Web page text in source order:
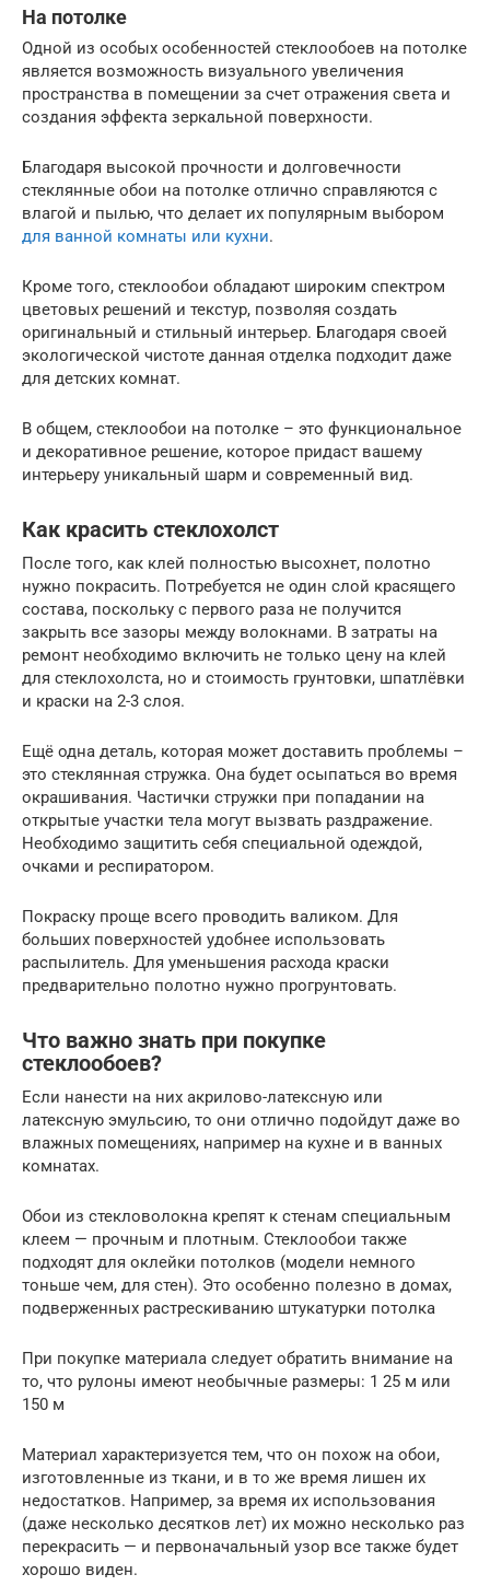
На потолке
Одной из особых особенностей стеклообоев на потолке
является возможность визуального увеличения
пространства в помещении за счет отражения света и
создания эффекта зеркальной поверхности.
Благодаря высокой прочности и долговечности
стеклянные обои на потолке отлично справляются с
влагой и пылью, что делает их популярным выбором
для ванной комнаты или кухни.
Кроме того, стеклообои обладают широким спектром
цветовых решений и текстур, позволяя создать
оригинальный и стильный интерьер. Благодаря своей
экологической чистоте данная отделка подходит даже
для детских комнат.
В общем, стеклообои на потолке – это функциональное
и декоративное решение, которое придаст вашему
интерьеру уникальный шарм и современный вид.
Как красить стеклохолст
После того, как клей полностью высохнет, полотно
нужно покрасить. Потребуется не один слой красящего
состава, поскольку с первого раза не получится
закрыть все зазоры между волокнами. В затраты на
ремонт необходимо включить не только цену на клей
для стеклохолста, но и стоимость грунтовки, шпатлёвки
и краски на 2-3 слоя.
Ещё одна деталь, которая может доставить проблемы –
это стеклянная стружка. Она будет осыпаться во время
окрашивания. Частички стружки при попадании на
открытые участки тела могут вызвать раздражение.
Необходимо защитить себя специальной одеждой,
очками и респиратором.
Покраску проще всего проводить валиком. Для
больших поверхностей удобнее использовать
распылитель. Для уменьшения расхода краски
предварительно полотно нужно прогрунтовать.
Что важно знать при покупке
стеклообоев?
Если нанести на них акрилово-латексную или
латексную эмульсию, то они отлично подойдут даже во
влажных помещениях, например на кухне и в ванных
комнатах.
Обои из стекловолокна крепят к стенам специальным
клеем — прочным и плотным. Стеклообои также
подходят для оклейки потолков (модели немного
тоньше чем, для стен). Это особенно полезно в домах,
подверженных растрескиванию штукатурки потолка
При покупке материала следует обратить внимание на
то, что рулоны имеют необычные размеры: 1 25 м или
150 м
Материал характеризуется тем, что он похож на обои,
изготовленные из ткани, и в то же время лишен их
недостатков. Например, за время их использования
(даже несколько десятков лет) их можно несколько раз
перекрасить — и первоначальный узор все также будет
хорошо виден.